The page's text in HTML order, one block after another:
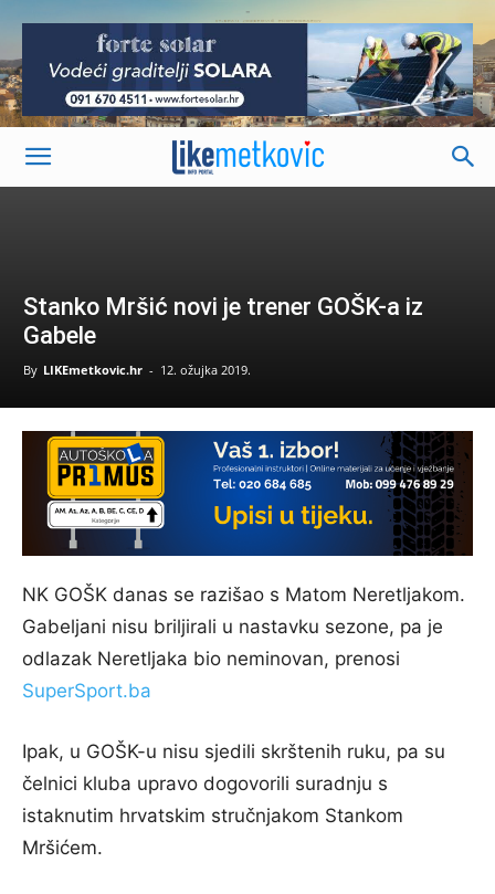
-
Stanko Mršić novi je trener GOŠK-a iz
Gabele
By LIKEmetkovic.hr - 12. ožujka 2019.
NK GOŠK danas se razišao s Matom Neretljakom.
Gabeljani nisu briljirali u nastavku sezone, pa je
odlazak Neretljaka bio neminovan, prenosi
SuperSport.ba
Ipak, u GOŠK-u nisu sjedili skrštenih ruku, pa su
čelnici kluba upravo dogovorili suradnju s
istaknutim hrvatskim stručnjakom Stankom
Mršićem.